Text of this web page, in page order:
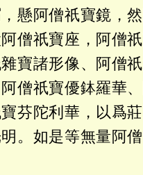
懸阿僧祇寶鏡，
僧祇寶座，阿僧
寶諸形像、阿僧
僧祇寶優鉢羅華、
芬陀利華，以爲
。如是等無量阿